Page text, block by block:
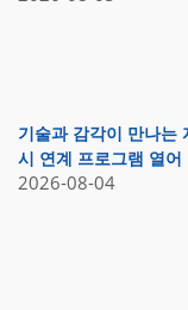
기술과 감각이 만나는
시 연계 프로그램 열어
2026-08-04